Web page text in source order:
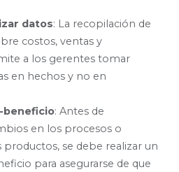
datos: La recopilación de
costos, ventas y
a los gerentes tomar
en hechos y no en
beneficio: Antes de
en los procesos o
se debe realizar un
para asegurarse de que